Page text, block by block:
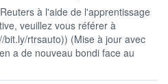
à l'aide de l'apprentissage
veuillez vous référer à
bit.ly/rtrsauto)) (Mise à jour avec
a de nouveau bondi face au